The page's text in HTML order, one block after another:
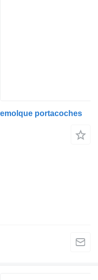
portacoches